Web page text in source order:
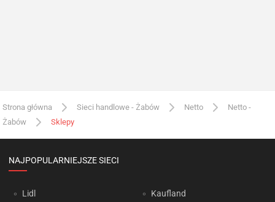
Strona główna Sieci handlowe - Żabów Netto
Netto -
Żabów
Sklepy
NAJPOPULARNIEJSZE SIECI
Lidl Kaufland